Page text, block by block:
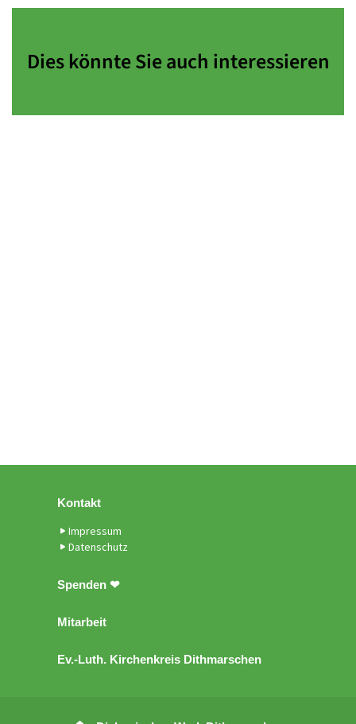
Dies könnte Sie auch interessieren
Kontakt
Impressum
Datenschutz
Spenden ❤
Mitarbeit
Ev.-Luth. Kirchenkreis Dithmarschen